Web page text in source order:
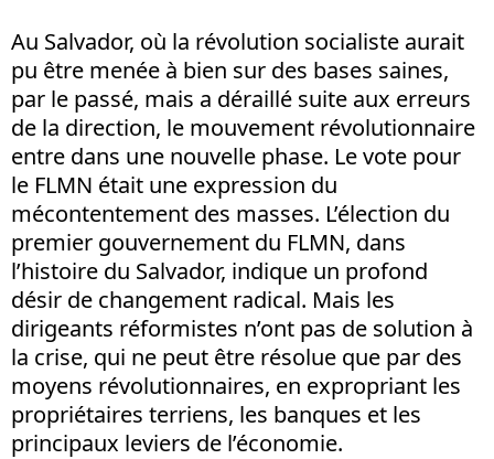
Au Salvador, où la révolution socialiste aurait
pu être menée à bien sur des bases saines,
par le passé, mais a déraillé suite aux erreurs
de la direction, le mouvement révolutionnaire
entre dans une nouvelle phase. Le vote pour
le FLMN était une expression du
mécontentement des masses. L’élection du
premier gouvernement du FLMN, dans
l’histoire du Salvador, indique un profond
désir de changement radical. Mais les
dirigeants réformistes n’ont pas de solution à
la crise, qui ne peut être résolue que par des
moyens révolutionnaires, en expropriant les
propriétaires terriens, les banques et les
principaux leviers de l’économie.